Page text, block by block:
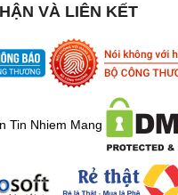
VÀ LIÊN KẾT